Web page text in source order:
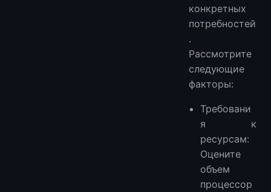
конкретных
потребностей
.
Рассмотрите
следующие
факторы:
Требовани
я к
ресурсам:
Оцените
объем
процессор